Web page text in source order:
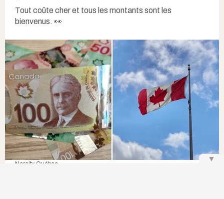
Tout coûte cher et tous les montants sont les
bienvenus. 👀
Narcity Québec
▼